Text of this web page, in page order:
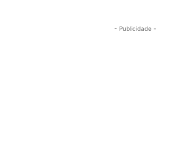
- Publicidade -